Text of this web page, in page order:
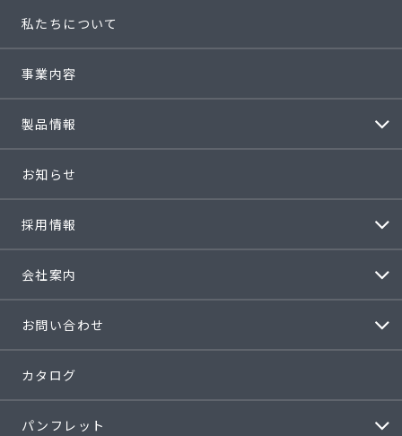
私たちについて
事業内容
製品情報
お知らせ
採用情報
会社案内
お問い合わせ
カタログ
パンフレット